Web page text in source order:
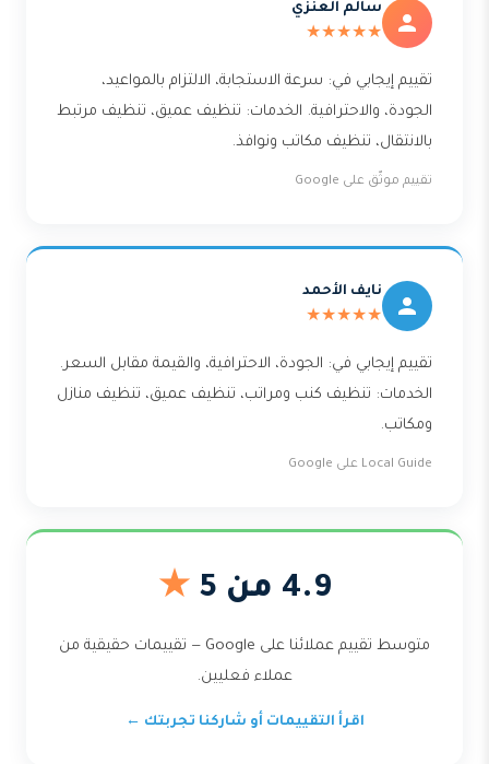
سالم العنزي
★★★★★
تقييم إيجابي في: سرعة الاستجابة، الالتزام بالمواعيد،
الجودة، والاحترافية. الخدمات: تنظيف عميق، تنظيف مرتبط
بالانتقال، تنظيف مكاتب ونوافذ.
تقييم موثّق على Google
نايف الأحمد
★★★★★
تقييم إيجابي في: الجودة، الاحترافية، والقيمة مقابل السعر.
الخدمات: تنظيف كنب ومراتب، تنظيف عميق، تنظيف منازل
ومكاتب.
Local Guide على Google
4.9 من 5 ★
متوسط تقييم عملائنا على Google — تقييمات حقيقية من
عملاء فعليين.
اقرأ التقييمات أو شاركنا تجربتك ←